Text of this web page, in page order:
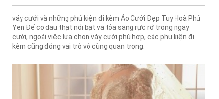
váy cưới và những phú kiện đi kèm Áo Cưới Đẹp Tuy Hoà Phú
Yên Để cô dâu thật nổi bật và tỏa sáng rực rỡ trong ngày
cưới, ngoài việc lựa chọn váy cưới phù hợp, các phụ kiện đi
kèm cũng đóng vai trò vô cùng quan trọng.